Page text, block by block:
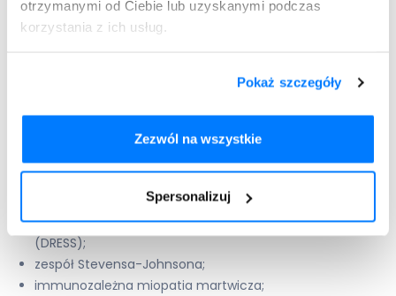
otrzymanymi od Ciebie lub uzyskanymi podczas
korzystania z ich usług.
Pokaż szczegóły
Zezwól na wszystkie
Spersonalizuj
hematuria;
bóle stawów;
duszność;
miastenia oczna;
neuropatia obwodowa;
reakcja polekowa z eoznofilią i objawami ogólnymi
(DRESS);
zespół Stevensa-Johnsona;
immunozależna miopatia martwicza;